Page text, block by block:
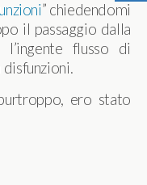
” chiedendomi
il passaggio dalla
flusso di
disfunzioni.
ero stato